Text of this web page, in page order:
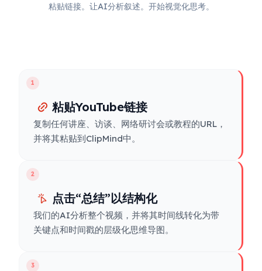
粘贴链接。让AI分析叙述。开始视觉化思考。
1
粘贴YouTube链接
复制任何讲座、访谈、网络研讨会或教程的URL，
并将其粘贴到ClipMind中。
2
点击“总结”以结构化
我们的AI分析整个视频，并将其时间线转化为带
关键点和时间戳的层级化思维导图。
3